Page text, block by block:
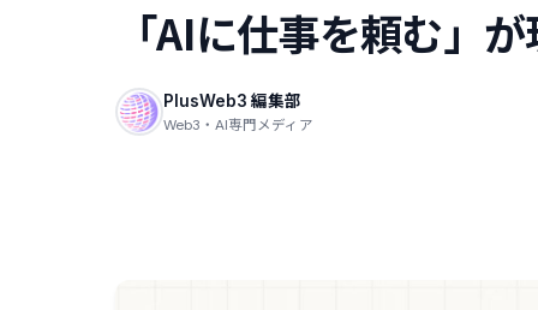
「AIに仕事を頼む」
PlusWeb3 編集部
Web3・AI専門メディア